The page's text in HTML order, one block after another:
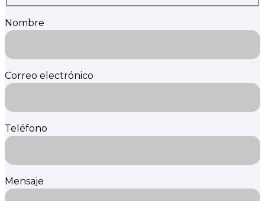
Nombre
Correo electrónico
Teléfono
Mensaje